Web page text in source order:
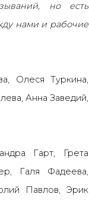
но есть
нами и рабочие
Олеся Туркина,
Анна Заведий,
Гарт, Грета
Галя Фадеева,
Павлов, Эрик